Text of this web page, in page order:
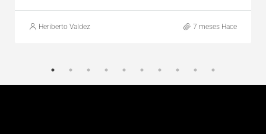
Heriberto Valdez 7 meses Hace